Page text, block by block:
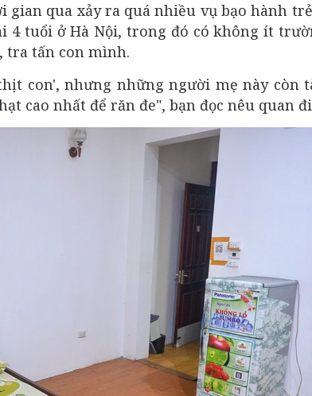
gian qua xảy ra quá nhiều vụ bạo hành
4 tuổi ở Hà Nội, trong đó có không ít
tra tấn con mình.
con', nhưng những người mẹ này còn
cao nhất để răn đe", bạn đọc nêu quan